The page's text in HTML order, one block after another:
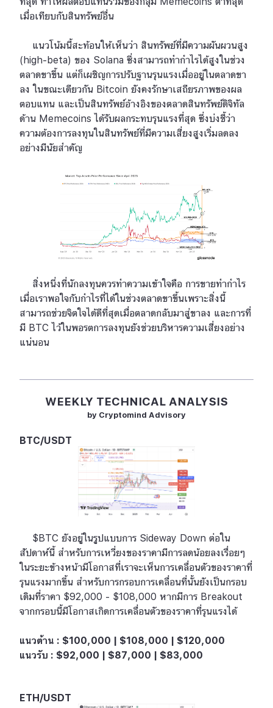
เมื่อเทียบกับสินทรัพย์อื่น
แนวโน้มนี้สะท้อนให้เห็นว่า สินทรัพย์ที่มีความผันผวนสูง
(high-beta) ของ Solana ซึ่งสามารถทำกำไรได้สูงในช่วง
ตลาดขาขึ้น แต่ก็เผชิญการปรับฐานรุนแรงเมื่ออยู่ในตลาดขา
ลง ในขณะเดียวกัน Bitcoin ยังคงรักษาเสถียรภาพของผล
ตอบแทน และเป็นสินทรัพย์อ้างอิงของตลาดสินทรัพย์ดิจิทัล
ด้าน Memecoins ได้รับผลกระทบรุนแรงที่สุด ซึ่งบ่งชี้ว่า
ความต้องการลงทุนในสินทรัพย์ที่มีความเสี่ยงสูงเริ่มลดลง
อย่างมีนัยสำคัญ
สิ่งหนึ่งที่นักลงทุนควรทำความเข้าใจคือ การขายทำกำไร
เมื่อเราพอใจกับกำไรที่ได้ในช่วงตลาดขาขึ้นเพราะสิ่งนี้
สามารถช่วยจิตใจได้ดีที่สุดเมื่อตลาดกลับมาสู่ขาลง และการที่
มี BTC ไว้ในพอรตการลงทุนยังช่วยบริหารความเสี่ยงอย่าง
แน่นอน
WEEKLY TECHNICAL ANALYSIS
by Cryptomind Advisory
BTC/USDT
$BTC ยังอยู่ในรูปแบบการ Sideway Down ต่อใน
สัปดาห์นี้ สำหรับการเหวี่ยงของราคามีการลดน้อยลงเรื่อยๆ
ในระยะข้างหน้ามีโอกาสที่เราจะเห็นการเคลื่อนตัวของราคาที่
รุนแรงมากขึ้น สำหรับการกรอบการเคลื่อนที่นั้นยังเป็นกรอบ
เดิมที่ราคา $92,000 - $108,000 หากมีการ Breakout
จากกรอบนี้มีโอกาสเกิดการเคลื่อนตัวของราคาที่รุนแรงได้
แนวต้าน : $100,000 | $108,000 | $120,000
แนวรับ : $92,000 | $87,000 | $83,000
ETH/USDT